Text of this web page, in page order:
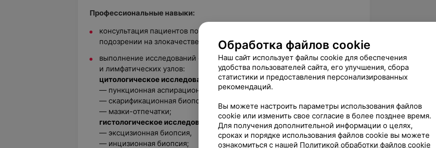
Профессиональные навыки:
консультация пациентов по доброкачественным образованиям и при
подозрении на злокачественную патологию любой локализации;
выполнение исследований образований кожи, молочной железы
и лимфатических узлов:
цитологическое исследование:
— пункционная аспирационная биопсия,
— скарификационная биопсия,
— мазки-отпечатки;
гистологическое исследование:
— эксцизионная биопсия,
— инцизионная биопсия;
Обработка файлов cookie
Наш сайт использует файлы cookie для обеспечения
удобства пользователей сайта, его улучшения, сбора
статистики и предоставления персонализированных
рекомендаций.
Вы можете настроить параметры использования файлов
cookie или изменить свое согласие в более позднее время.
Для получения дополнительной информации о целях,
сроках и порядке использования файлов cookie вы можете
ознакомиться с нашей Политикой обработки файлов cookie